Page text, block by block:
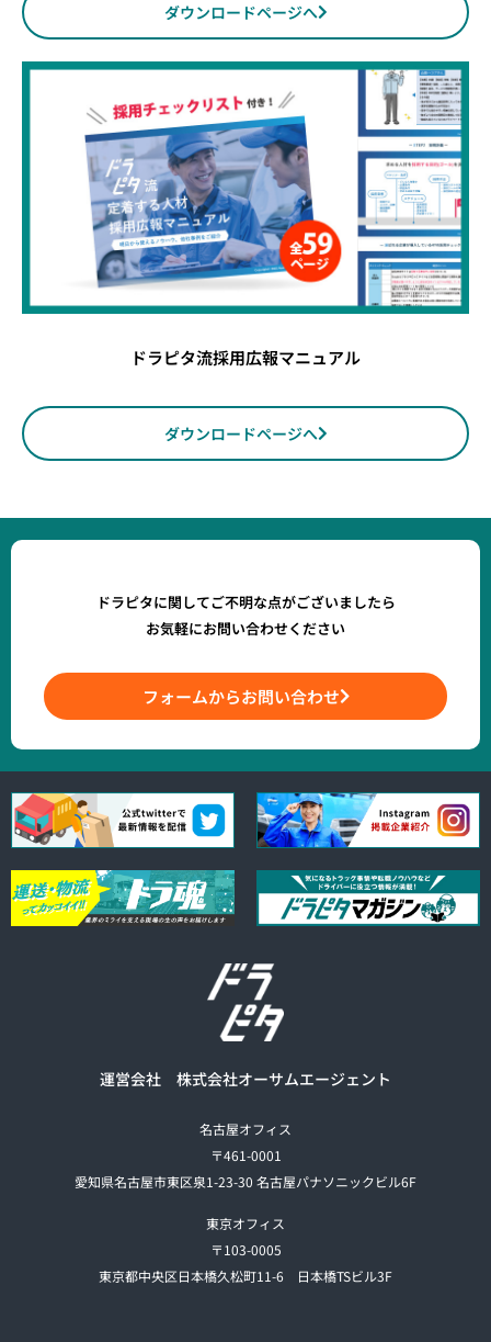
ダウンロードページへ
ドラピタ流採用広報マニュアル
ダウンロードページへ
ドラピタに関してご不明な点がございましたら
お気軽にお問い合わせください
フォームからお問い合わせ
運営会社 株式会社オーサムエージェント
名古屋オフィス
〒461-0001
愛知県名古屋市東区泉1-23-30 名古屋パナソニックビル6F
東京オフィス
〒103-0005
東京都中央区日本橋久松町11-6 日本橋TSビル3F